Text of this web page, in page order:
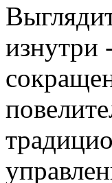
изнутри